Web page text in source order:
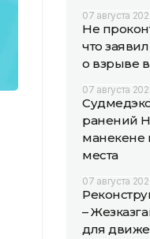
07 августа
Не
что
о взрыве
07 августа
ранений
манекене
места
07 августа
–
для